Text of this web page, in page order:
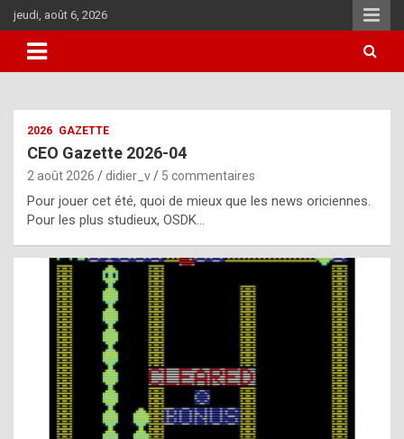
Aller
au
contenu
jeudi, août 6, 2026
i
u
l
y
d
i
2026 GAZETTE
CEO Gazette 2026-04
2 août 2026 didier_v 5 commentaires
Pour jouer cet été, quoi de mieux que les news oriciennes.
Pour les plus studieux, OSDK…